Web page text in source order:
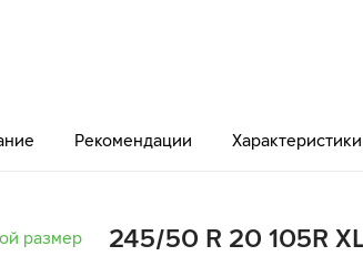
Рекомендации Характеристики
размер 245/50 R 20 105R